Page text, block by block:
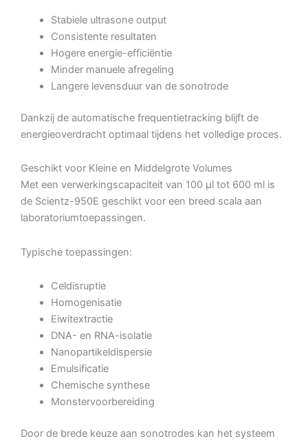
Stabiele ultrasone output
Consistente resultaten
Hogere energie-efficiëntie
Minder manuele afregeling
Langere levensduur van de sonotrode
Dankzij de automatische frequentietracking blijft de
energieoverdracht optimaal tijdens het volledige proces.
Geschikt voor Kleine en Middelgrote Volumes
Met een verwerkingscapaciteit van 100 µl tot 600 ml is
de Scientz-950E geschikt voor een breed scala aan
laboratoriumtoepassingen.
Typische toepassingen:
Celdisruptie
Homogenisatie
Eiwitextractie
DNA- en RNA-isolatie
Nanopartikeldispersie
Emulsificatie
Chemische synthese
Monstervoorbereiding
Door de brede keuze aan sonotrodes kan het systeem